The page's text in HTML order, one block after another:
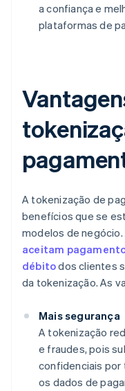
a confiança e
plataformas de
A tokenização de
benefícios que se
modelos de
aceitam
débitodos clientes
da tokenização. As
Mais segurança
A tokenização
e fraudes, pois
confidenciais por
os dados de